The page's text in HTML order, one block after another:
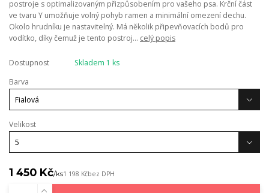
postroje s optimalizovaným přizpůsobením pro vašeho psa. Krční část
ve tvaru Y umožňuje volný pohyb ramen a minimální omezení dechu.
Okolo hrudníku je nastavitelný. Má několik připevňovacích bodů pro
vodítko, díky čemuž je tento postroj... celý popis
Dostupnost
Skladem 1 ks
Barva
Velikost
1 450 Kč/ks1 198 Kčbez DPH